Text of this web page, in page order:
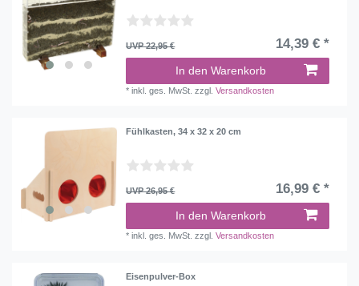
UVP 22,95 € 14,39 € *
In den Warenkorb
*inkl. ges. MwSt. zzgl.Versandkosten
Fühlkasten, 34 x 32 x 20 cm
UVP 26,95 € 16,99 € *
In den Warenkorb
*inkl. ges. MwSt. zzgl.Versandkosten
Eisenpulver-Box